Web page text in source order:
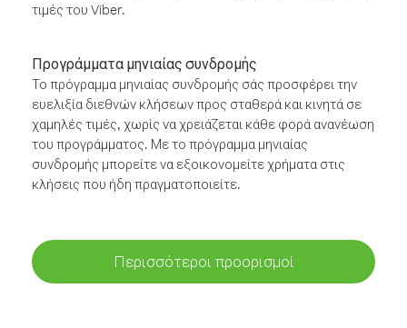
τιμές του Viber.
Προγράμματα μηνιαίας συνδρομής
Το πρόγραμμα μηνιαίας συνδρομής σάς προσφέρει την
ευελιξία διεθνών κλήσεων προς σταθερά και κινητά σε
χαμηλές τιμές, χωρίς να χρειάζεται κάθε φορά ανανέωση
του προγράμματος. Με το πρόγραμμα μηνιαίας
συνδρομής μπορείτε να εξοικονομείτε χρήματα στις
κλήσεις που ήδη πραγματοποιείτε.
Περισσότεροι προορισμοί